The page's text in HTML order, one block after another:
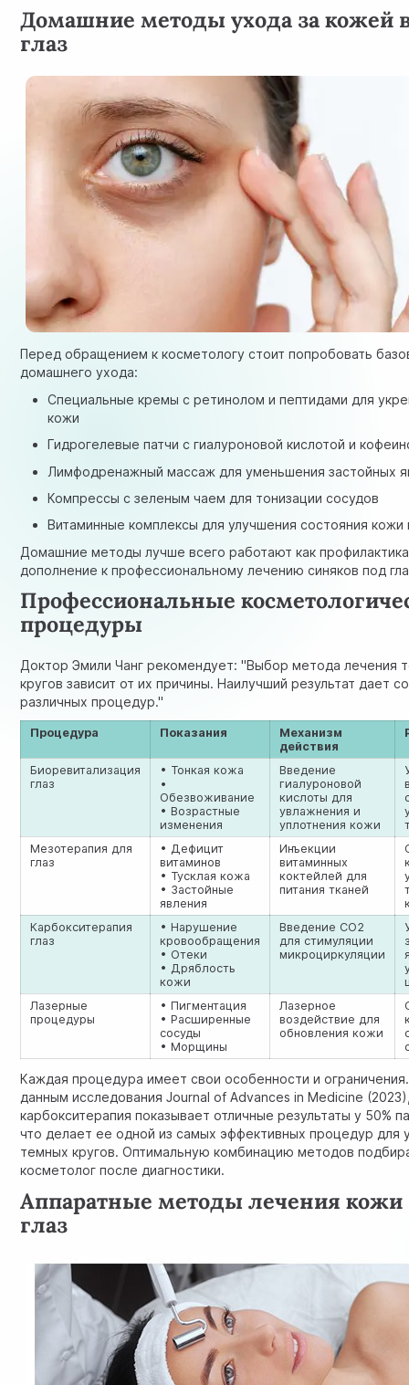
Домашние методы ухода за кожей
глаз
Перед обращением к косметологу стоит попробовать
домашнего ухода:
Специальные кремы с ретинолом и пептидами для
кожи
Гидрогелевые патчи с гиалуроновой кислотой и
Лимфодренажный массаж для уменьшения застойных
Компрессы с зеленым чаем для тонизации сосудов
Витаминные комплексы для улучшения состояния кожи
Домашние методы лучше всего работают как
дополнение к профессиональному лечению синяков под
Профессиональные
процедуры
Доктор Эмили Чанг рекомендует: "Выбор метода лечения
кругов зависит от их причины. Наилучший результат дает
различных процедур."
Процедура Показания
Механизм
действия
Биоревитализация
глаз
• Тонкая кожа
•
Обезвоживание
• Возрастные
изменения
Введение
гиалуроновой
кислоты для
увлажнения и
уплотнения кожи
Мезотерапия для
глаз
• Дефицит
витаминов
• Тусклая кожа
• Застойные
явления
Инъекции
витаминных
коктейлей для
питания тканей
Карбокситерапия
глаз
• Нарушение
кровообращения
• Отеки
• Дряблость
кожи
Введение СО2
для стимуляции
микроциркуляции
Лазерные
процедуры
• Пигментация
• Расширенные
сосуды
• Морщины
Лазерное
воздействие для
обновления кожи
Каждая процедура имеет свои особенности и
данным исследования Journal of Advances in Medicine (2023)
карбокситерапия показывает отличные результаты у 50%
что делает ее одной из самых эффективных процедур для
темных кругов. Оптимальную комбинацию методов
косметолог после диагностики.
Аппаратные методы лечения кожи
глаз